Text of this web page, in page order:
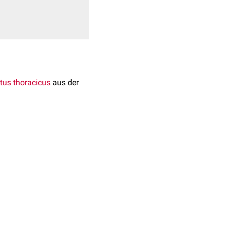
thoracicus aus der
sondern um eine